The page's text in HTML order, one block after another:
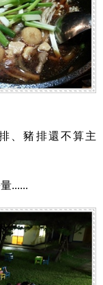
、豬排還不算主
......